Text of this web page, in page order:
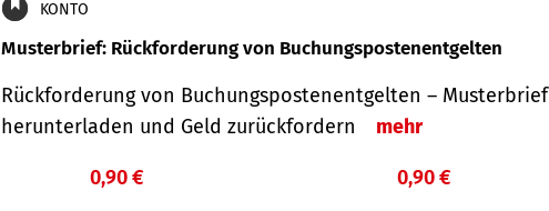
KONTO
Musterbrief: Rückforderung von Buchungspostenentgelten
Rückforderung von Buchungspostenentgelten – Musterbrief
herunterladen und Geld zurückfordern
mehr
0,90 € 0,90 €